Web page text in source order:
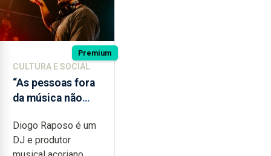
Premium
CULTURA E SOCIAL
“As pessoas fora
da música não
quão difícil é
produzir uma
Diogo Raposo é um
DJ e produtor